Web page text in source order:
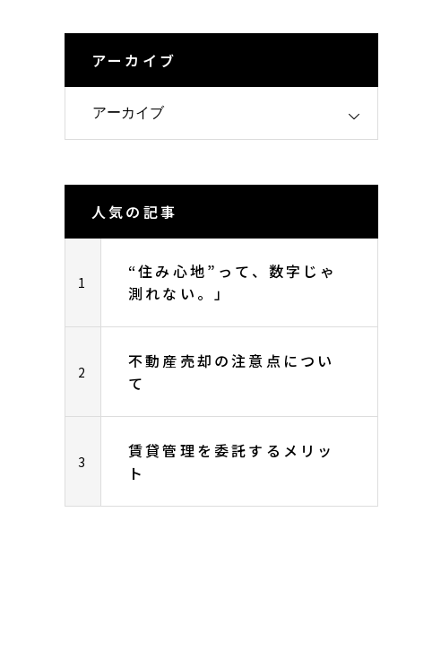
アーカイブ
人気の記事
1
“住み心地”って、数字じゃ
測れない。」
2
不動産売却の注意点につい
て
3
賃貸管理を委託するメリッ
ト